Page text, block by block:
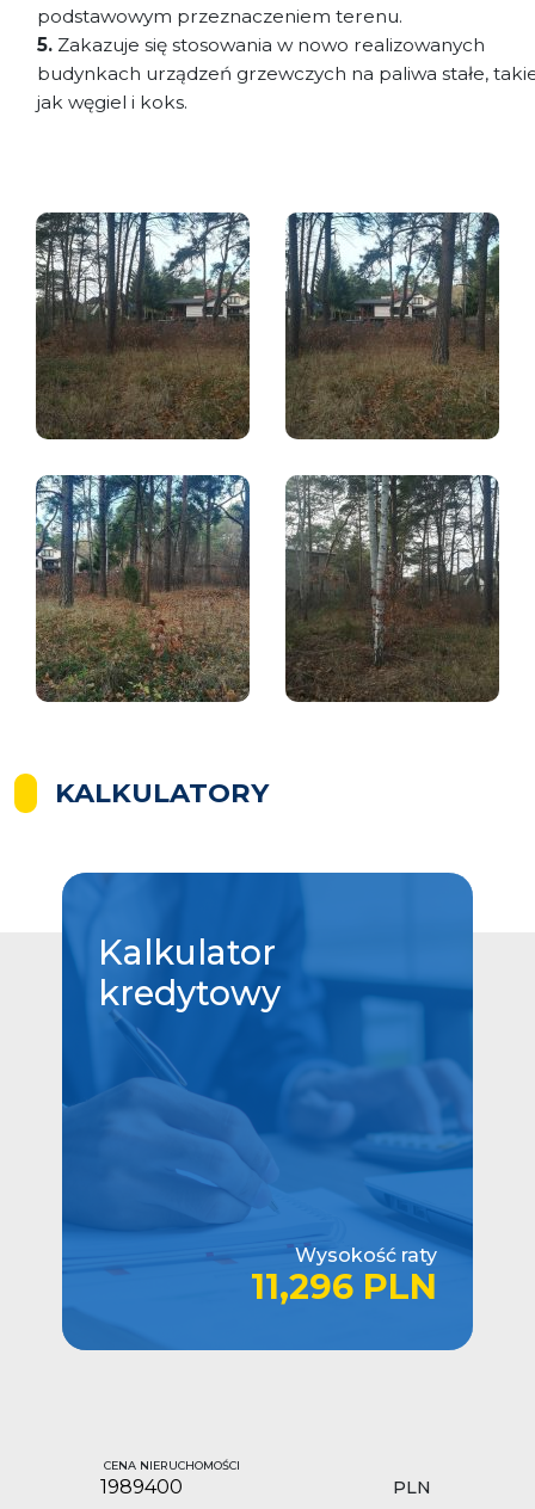
podstawowym przeznaczeniem terenu.
5.Zakazuje się stosowania w nowo realizowanych
budynkach urządzeń grzewczych na paliwa stałe,
jak węgiel i koks.
KALKULATORY
Kalkulator
kredytowy
Wysokość raty
11,296 PLN
CENA NIERUCHOMOŚCI
PLN